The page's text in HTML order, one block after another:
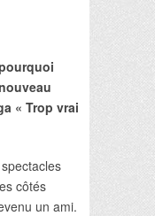
« Trop vrai
côtés
un ami.